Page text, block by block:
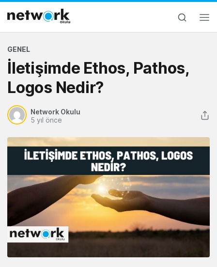
GENEL
İletişimde Ethos, Pathos,
Logos Nedir?
Network Okulu
5 yıl önce